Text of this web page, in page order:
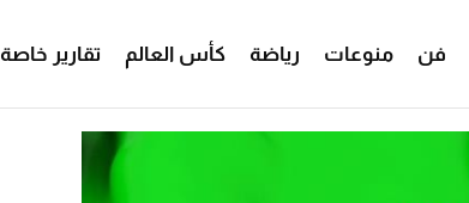
فن منوعات رياضة كأس العالم تقارير خاصة